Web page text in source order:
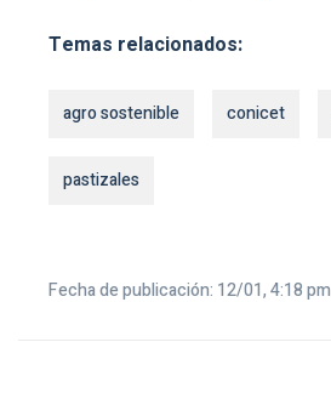
Temas relacionados:
agro sostenible conicet
pastizales
Fecha de publicación: 12/01, 4:18 pm